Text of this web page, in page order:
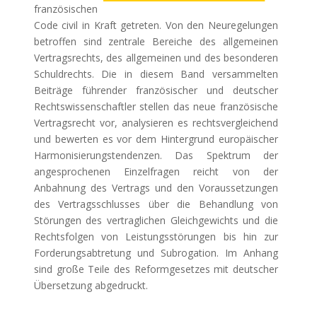
französischen
Code civil in Kraft getreten. Von den Neuregelungen
betroffen sind zentrale Bereiche des allgemeinen
Vertragsrechts, des allgemeinen und des besonderen
Schuldrechts. Die in diesem Band versammelten
Beiträge führender französischer und deutscher
Rechtswissenschaftler stellen das neue französische
Vertragsrecht vor, analysieren es rechtsvergleichend
und bewerten es vor dem Hintergrund europäischer
Harmonisierungstendenzen. Das Spektrum der
angesprochenen Einzelfragen reicht von der
Anbahnung des Vertrags und den Voraussetzungen
des Vertragsschlusses über die Behandlung von
Störungen des vertraglichen Gleichgewichts und die
Rechtsfolgen von Leistungsstörungen bis hin zur
Forderungsabtretung und Subrogation. Im Anhang
sind große Teile des Reformgesetzes mit deutscher
Übersetzung abgedruckt.